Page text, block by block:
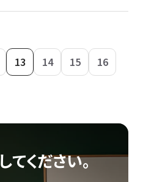
13 14 15 16
てください。